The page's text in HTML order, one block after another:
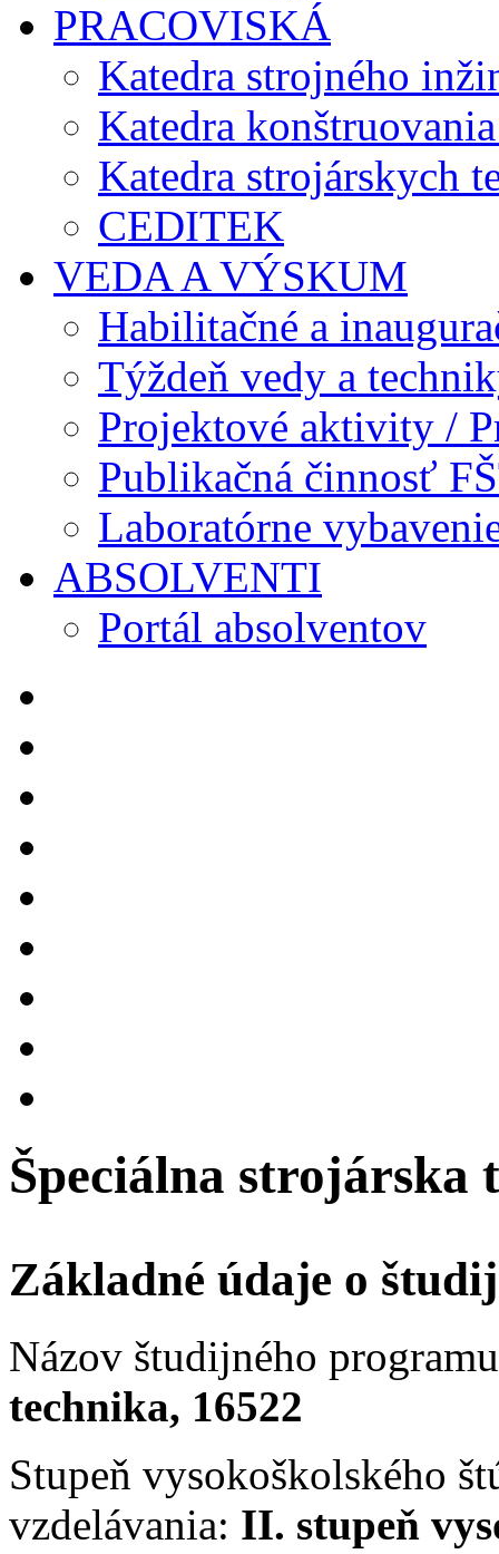
PRACOVISKÁ
Katedra strojného
Katedra
Katedra strojárskych
CEDITEK
VEDA A VÝSKUM
Habilitačné a
Týždeň vedy a
Projektové aktivity /
Publikačná činnosť
Laboratórne
ABSOLVENTI
Portál absolventov
Špeciálna strojárska
Základné údaje o
Názov študijného
technika, 16522
Stupeň vysokoškolského
vzdelávania: II. stupeň